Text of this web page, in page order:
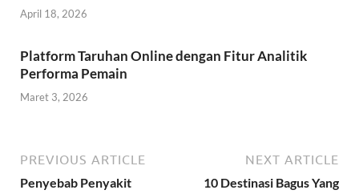
April 18, 2026
Platform Taruhan Online dengan Fitur Analitik
Performa Pemain
Maret 3, 2026
PREVIOUS ARTICLE
Penyebab Penyakit
NEXT ARTICLE
10 Destinasi Bagus Yang